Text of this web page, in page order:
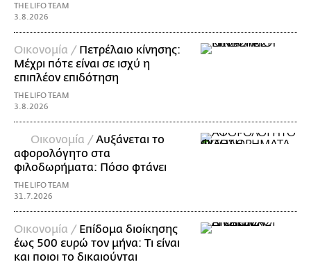
THE LIFO TEAM
3.8.2026
Οικονομία / Πετρέλαιο κίνησης:
Μέχρι πότε είναι σε ισχύ η
επιπλέον επιδότηση
THE LIFO TEAM
3.8.2026
Οικονομία /Αυξάνεται το
αφορολόγητο στα
φιλοδωρήματα: Πόσο φτάνει
THE LIFO TEAM
31.7.2026
Οικονομία / Επίδομα διοίκησης
έως 500 ευρώ τον μήνα: Τι είναι
και ποιοι το δικαιούνται